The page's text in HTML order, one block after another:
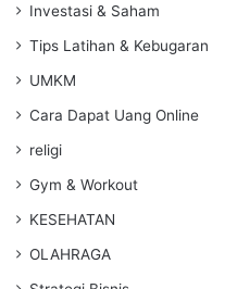
Investasi & Saham
Tips Latihan & Kebugaran
UMKM
Cara Dapat Uang Online
religi
Gym & Workout
KESEHATAN
OLAHRAGA